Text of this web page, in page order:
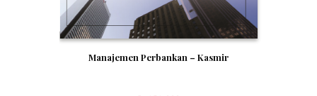
Manajemen Perbankan – Kasmir